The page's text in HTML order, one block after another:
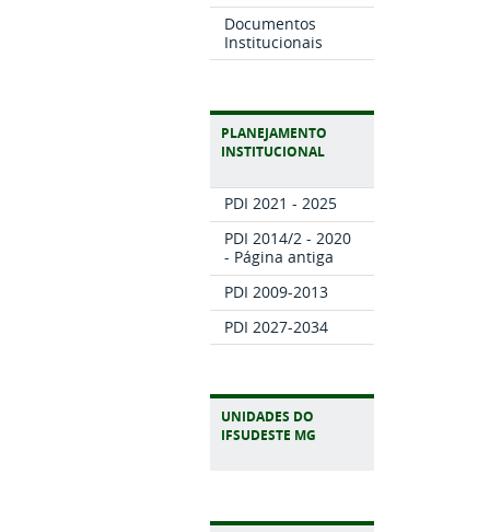
Documentos
Institucionais
PLANEJAMENTO
INSTITUCIONAL
PDI 2021 - 2025
PDI 2014/2 - 2020
- Página antiga
PDI 2009-2013
PDI 2027-2034
UNIDADES DO
IFSUDESTE MG